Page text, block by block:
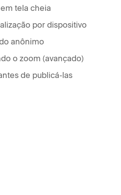
tela cheia
por dispositivo
anônimo
o zoom (avançado)
de publicá-las